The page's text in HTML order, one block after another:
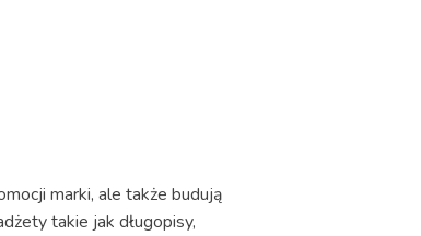
marki, ale także budują
takie jak długopisy,